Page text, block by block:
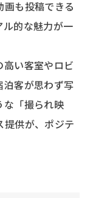
も投稿できる
的な魅力が一
い客室やロビ
客が思わず写
な「撮られ映
提供が、ポジテ